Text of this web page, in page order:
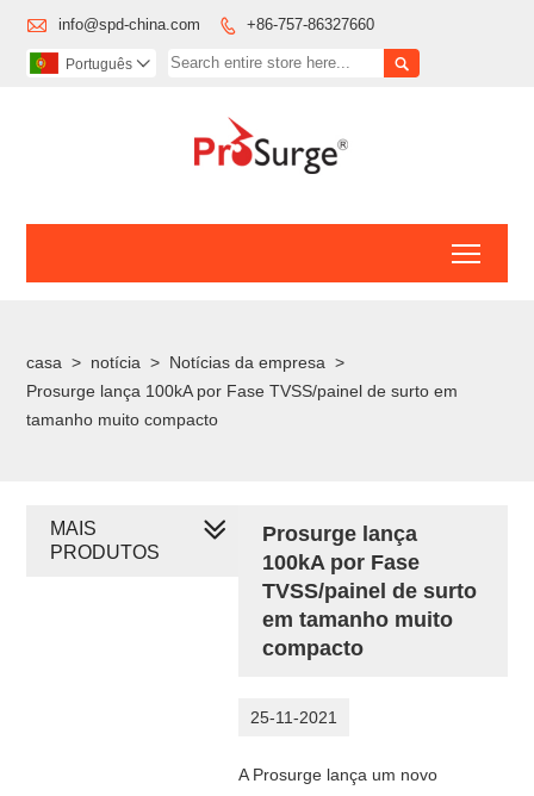
 info@spd-china.com  +86-757-86327660

Português 
casa > notícia > Notícias da empresa >
Prosurge lança 100kA por Fase TVSS/painel de surto em
tamanho muito compacto
Prosurge lança
100kA por Fase
TVSS/painel de surto
em tamanho muito
compacto
25-11-2021
A Prosurge lança um novo
MAIS
PRODUTOS